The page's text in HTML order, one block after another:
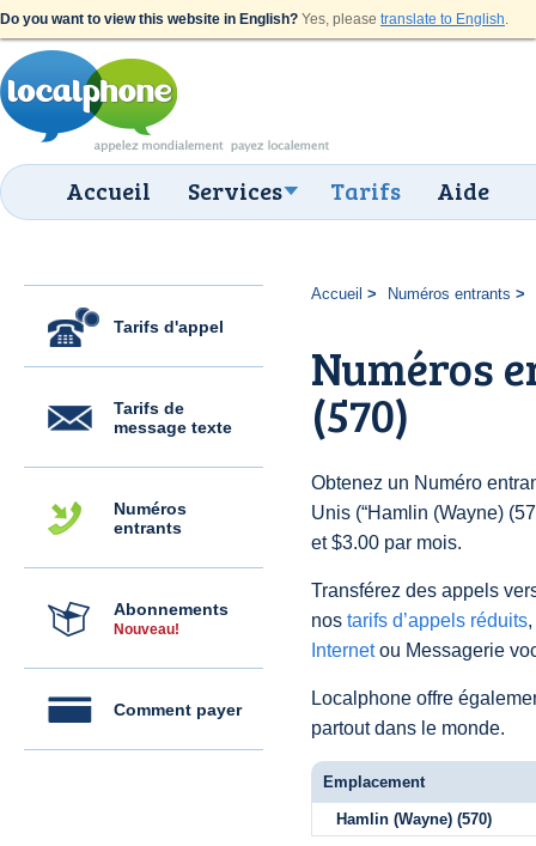
Do you want to view this website in English? Yes, please translate to English.
Accueil Services Tarifs Aide
Tarifs d'appel
Tarifs de
message texte
Numéros
entrants
Abonnements
Nouveau!
Comment payer
Accueil Numéros entrants
Numéros
(570)
Obtenez un Numéro
Unis (“Hamlin (Wayne)
et $3.00 par mois.
Transférez des appels
nos tarifs d’appels réduits
Internetou Messagerie
Localphone offre
partout dans le monde.
Emplacement
Hamlin (Wayne) (570)